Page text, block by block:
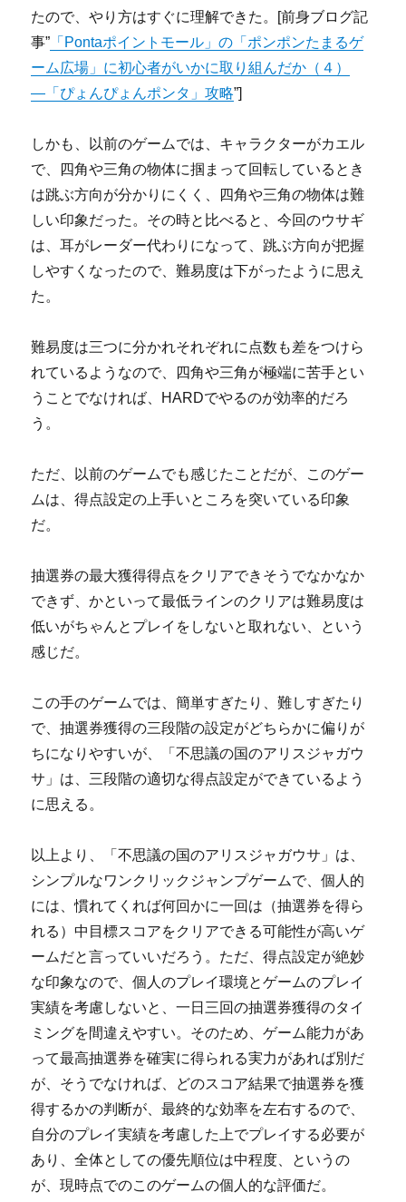
たので、やり方はすぐに理解できた。[前身ブログ記
事” 「Pontaポイントモール」の「ポンポンたまるゲ
ーム広場」に初心者がいかに取り組んだか（４）
―「ぴょんぴょんポンタ」攻略”]
しかも、以前のゲームでは、キャラクターがカエル
で、四角や三角の物体に掴まって回転しているとき
は跳ぶ方向が分かりにくく、四角や三角の物体は難
しい印象だった。その時と比べると、今回のウサギ
は、耳がレーダー代わりになって、跳ぶ方向が把握
しやすくなったので、難易度は下がったように思え
た。
難易度は三つに分かれそれぞれに点数も差をつけら
れているようなので、四角や三角が極端に苦手とい
うことでなければ、HARDでやるのが効率的だろ
う。
ただ、以前のゲームでも感じたことだが、このゲー
ムは、得点設定の上手いところを突いている印象
だ。
抽選券の最大獲得得点をクリアできそうでなかなか
できず、かといって最低ラインのクリアは難易度は
低いがちゃんとプレイをしないと取れない、という
感じだ。
この手のゲームでは、簡単すぎたり、難しすぎたり
で、抽選券獲得の三段階の設定がどちらかに偏りが
ちになりやすいが、「不思議の国のアリスジャガウ
サ」は、三段階の適切な得点設定ができているよう
に思える。
以上より、「不思議の国のアリスジャガウサ」は、
シンプルなワンクリックジャンプゲームで、個人的
には、慣れてくれば何回かに一回は（抽選券を得ら
れる）中目標スコアをクリアできる可能性が高いゲ
ームだと言っていいだろう。ただ、得点設定が絶妙
な印象なので、個人のプレイ環境とゲームのプレイ
実績を考慮しないと、一日三回の抽選券獲得のタイ
ミングを間違えやすい。そのため、ゲーム能力があ
って最高抽選券を確実に得られる実力があれば別だ
が、そうでなければ、どのスコア結果で抽選券を獲
得するかの判断が、最終的な効率を左右するので、
自分のプレイ実績を考慮した上でプレイする必要が
あり、全体としての優先順位は中程度、というの
が、現時点でのこのゲームの個人的な評価だ。